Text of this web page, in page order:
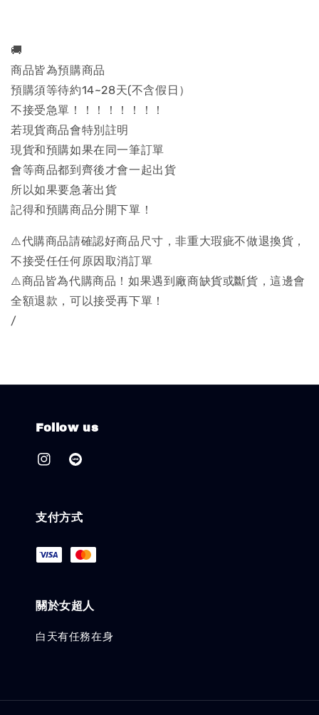
🚚
商品皆為預購商品
預購須等待約14~28天(不含假日）
不接受急單！！！！！！！！
若現貨商品會特別註明
現貨和預購如果在同一筆訂單
會等商品都到齊後才會一起出貨
所以如果要急著出貨
記得和預購商品分開下單！
⚠️代購商品請確認好商品尺寸，非重大瑕疵不做退換貨，
不接受任任何原因取消訂單
⚠️商品皆為代購商品！如果遇到廠商缺貨或斷貨，這邊會
全額退款，可以接受再下單！
/
Follow us
支付方式
關於女超人
白天有任務在身